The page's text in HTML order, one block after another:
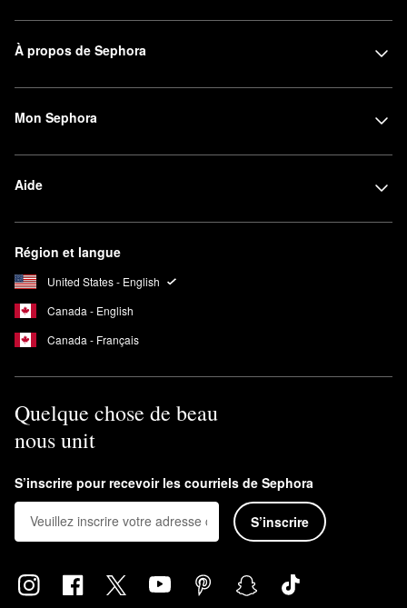
À propos de Sephora
Mon Sephora
Aide
Région et langue
United States - English
Canada - English
Canada - Français
Quelque chose de beau
nous unit
S’inscrire pour recevoir les courriels de Sephora
S’inscrire